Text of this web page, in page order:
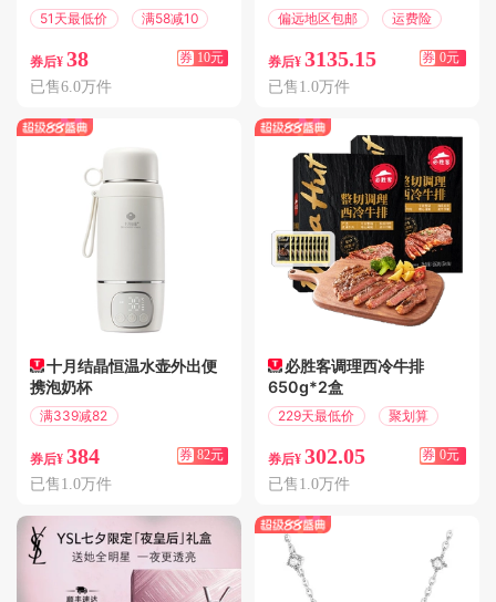
51天最低价 满58减10
券后¥ 38 券 10元
已售6.0万件
十月结晶恒温水壶外出便
携泡奶杯
满339减82
券后¥ 384 券 82元
已售1.0万件
偏远地区包邮 运费险
券后¥ 3135.15 券 0元
已售1.0万件
必胜客调理西冷牛排
650g*2盒
229天最低价 聚划算
券后¥ 302.05 券 0元
已售1.0万件